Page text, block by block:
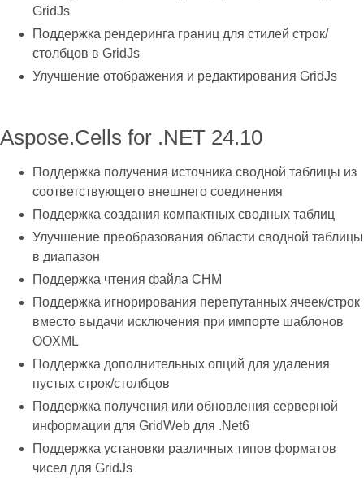
GridJs
Поддержка рендеринга границ для стилей строк/
столбцов в GridJs
Улучшение отображения и редактирования GridJs
Aspose.Cells for .NET 24.10
Поддержка получения источника сводной таблицы из
соответствующего внешнего соединения
Поддержка создания компактных сводных таблиц
Улучшение преобразования области сводной таблицы
в диапазон
Поддержка чтения файла CHM
Поддержка игнорирования перепутанных ячеек/строк
вместо выдачи исключения при импорте шаблонов
OOXML
Поддержка дополнительных опций для удаления
пустых строк/столбцов
Поддержка получения или обновления серверной
информации для GridWeb для .Net6
Поддержка установки различных типов форматов
чисел для GridJs